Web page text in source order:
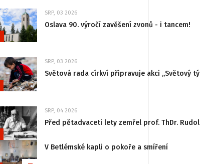
SRP, 03 2026
Oslava 90. výročí zavěšení zvonů - i tancem!
SRP, 03 2026
Světová rada církví připravuje akci „Světový
SRP, 04 2026
Před pětadvaceti lety zemřel prof. ThDr.
V Betlémské kapli o pokoře a smíření